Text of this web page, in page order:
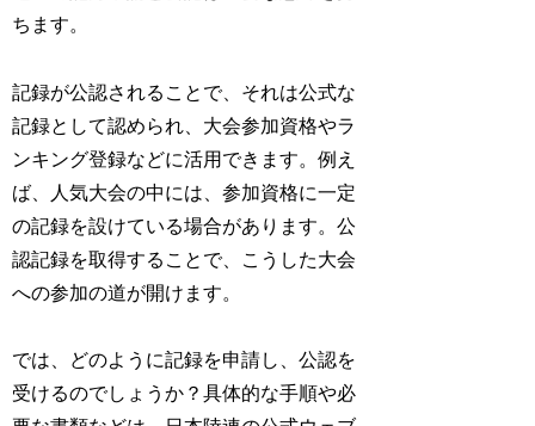
ちます。
記録が公認されることで、それは公式な
記録として認められ、大会参加資格やラ
ンキング登録などに活用できます。例え
ば、人気大会の中には、参加資格に一定
の記録を設けている場合があります。公
認記録を取得することで、こうした大会
への参加の道が開けます。
では、どのように記録を申請し、公認を
受けるのでしょうか？具体的な手順や必